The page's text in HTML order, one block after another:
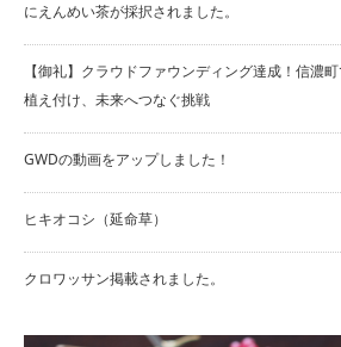
にえんめい茶が採択されました。
【御礼】クラウドファウンディング達成！信濃
植え付け、未来へつなぐ挑戦
GWDの動画をアップしました！
ヒキオコシ（延命草）
クロワッサン掲載されました。